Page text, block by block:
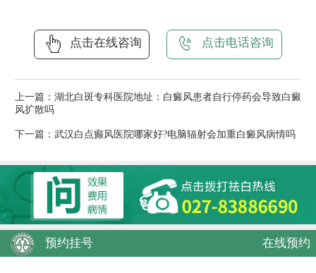
点击在线咨询 点击电话咨询
上一篇： 湖北白斑专科医院地址：白癜风患者自行停药会导致白癜
风扩散吗
下一篇： 武汉白点癫风医院哪家好?电脑辐射会加重白癜风病情吗
预约挂号 在线预约